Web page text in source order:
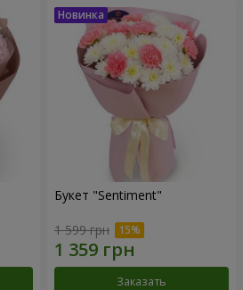
Букет "Sentiment"
1 599 грн
Заказать